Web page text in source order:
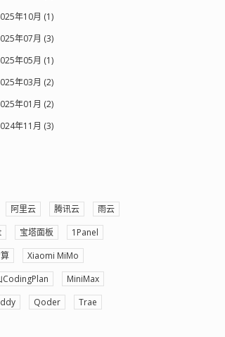
年10月 (1)
年07月 (3)
年05月 (1)
年03月 (2)
年01月 (2)
年11月 (3)
阿里云 腾讯云
雨云
宝塔面板
1Panel
Xiaomi MiMo
CodingPlan
MiniMax
Qoder
Trae